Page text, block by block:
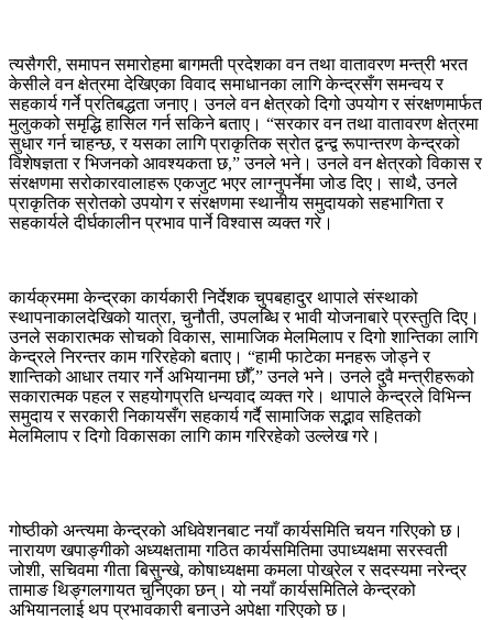
त्यसैगरी, समापन समारोहमा बागमती प्रदेशका वन तथा वातावरण मन्त्री भरत
केसीले वन क्षेत्रमा देखिएका विवाद समाधानका लागि केन्द्रसँग समन्वय र
सहकार्य गर्ने प्रतिबद्धता जनाए। उनले वन क्षेत्रको दिगो उपयोग र संरक्षणमार्फत
मुलुकको समृद्धि हासिल गर्न सकिने बताए। “सरकार वन तथा वातावरण क्षेत्रमा
सुधार गर्न चाहन्छ, र यसका लागि प्राकृतिक स्रोत द्वन्द्व रूपान्तरण केन्द्रको
विशेषज्ञता र भिजनको आवश्यकता छ,” उनले भने। उनले वन क्षेत्रको विकास र
संरक्षणमा सरोकारवालाहरू एकजुट भएर लाग्नुपर्नेमा जोड दिए। साथै, उनले
प्राकृतिक स्रोतको उपयोग र संरक्षणमा स्थानीय समुदायको सहभागिता र
सहकार्यले दीर्घकालीन प्रभाव पार्ने विश्वास व्यक्त गरे।
कार्यक्रममा केन्द्रका कार्यकारी निर्देशक चुपबहादुर थापाले संस्थाको
स्थापनाकालदेखिको यात्रा, चुनौती, उपलब्धि र भावी योजनाबारे प्रस्तुति दिए।
उनले सकारात्मक सोचको विकास, सामाजिक मेलमिलाप र दिगो शान्तिका लागि
केन्द्रले निरन्तर काम गरिरहेको बताए। “हामी फाटेका मनहरू जोड्ने र
शान्तिको आधार तयार गर्ने अभियानमा छौँ,” उनले भने। उनले दुवै मन्त्रीहरूको
सकारात्मक पहल र सहयोगप्रति धन्यवाद व्यक्त गरे। थापाले केन्द्रले विभिन्न
समुदाय र सरकारी निकायसँग सहकार्य गर्दै सामाजिक सद्भाव सहितको
मेलमिलाप र दिगो विकासका लागि काम गरिरहेको उल्लेख गरे।
गोष्ठीको अन्त्यमा केन्द्रको अधिवेशनबाट नयाँ कार्यसमिति चयन गरिएको छ।
नारायण खपाङ्गीको अध्यक्षतामा गठित कार्यसमितिमा उपाध्यक्षमा सरस्वती
जोशी, सचिवमा गीता बिसुन्खे, कोषाध्यक्षमा कमला पोख्रेल र सदस्यमा नरेन्द्र
तामाङ थिङ्गलगायत चुनिएका छन्। यो नयाँ कार्यसमितिले केन्द्रको
अभियानलाई थप प्रभावकारी बनाउने अपेक्षा गरिएको छ।